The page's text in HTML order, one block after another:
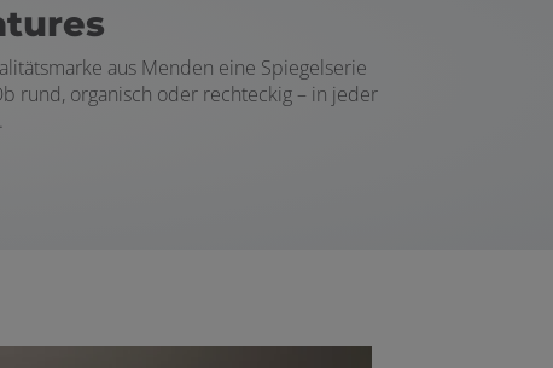
aus Menden eine Spiegelserie
rund, organisch oder rechteckig – in jeder